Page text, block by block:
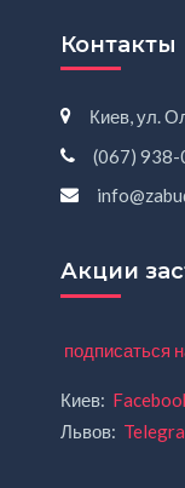
Контакты
Киев, ул.
(067)
Акции
подписаться
Киев:
Львов: